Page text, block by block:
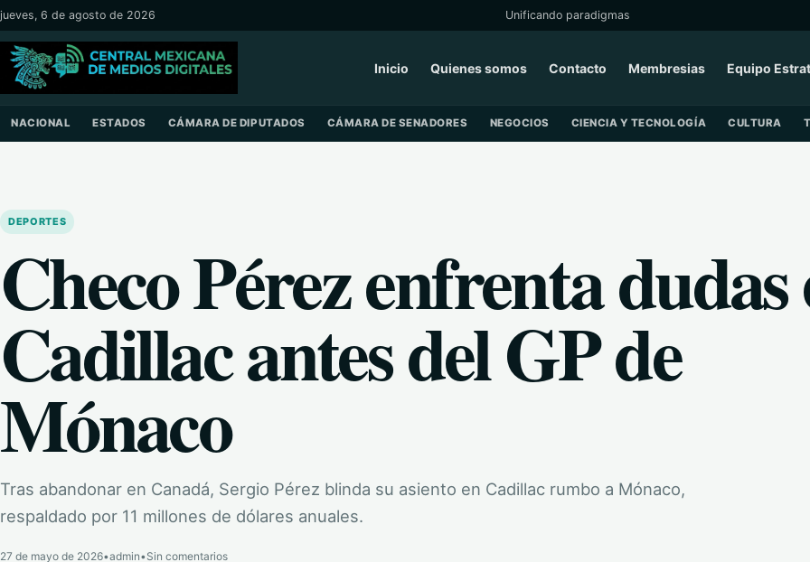
Saltar al contenido
jueves, 6 de agosto de 2026 Unificando paradigmas
Inicio Quienes somos Contacto Membresias Equipo
NACIONAL ESTADOS CÁMARA DE DIPUTADOS CÁMARA DE SENADORES NEGOCIOS CIENCIA Y TECNOLOGÍA CULTURA
DEPORTES
Checo Pérez enfrenta dudas
Cadillac antes del GP de
Mónaco
Tras abandonar en Canadá, Sergio Pérez blinda su asiento en Cadillac rumbo a Mónaco,
respaldado por 11 millones de dólares anuales.
27 de mayo de 2026•admin•Sin comentarios